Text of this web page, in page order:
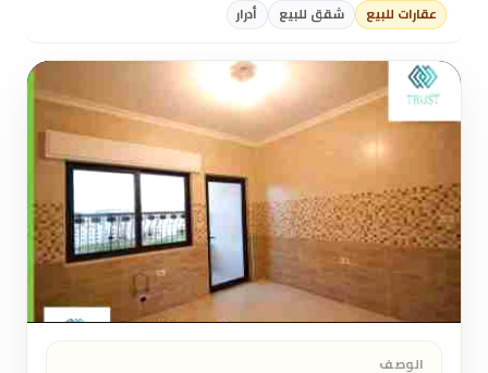
عقارات للبيع شقق للبيع أدرار
الوصف